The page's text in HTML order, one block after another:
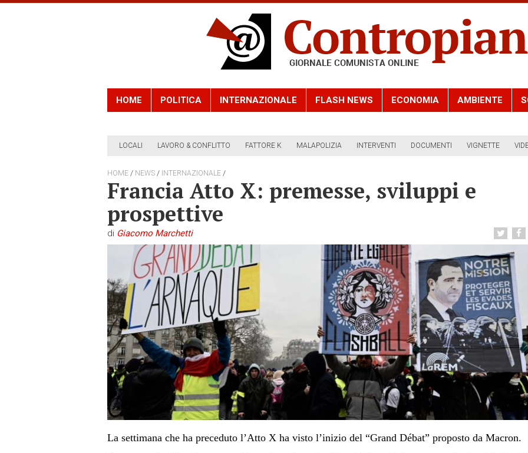
HOME POLITICA INTERNAZIONALE FLASH NEWS ECONOMIA AMBIENTE
LOCALI LAVORO & CONFLITTO FATTORE K MALAPOLIZIA INTERVENTI DOCUMENTI VIGNETTE
HOME / NEWS / INTERNAZIONALE /
Francia Atto X: premesse, sviluppi e
prospettive
di Giacomo Marchetti
La settimana che ha preceduto l’Atto X ha visto l’inizio del “Grand Débat” proposto da Macron.